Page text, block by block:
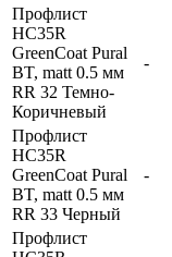
Профлист
HC35R
GreenCoat Pural
BT, matt 0.5 мм
RR 32 Темно-
Коричневый
-
Профлист
HC35R
GreenCoat Pural
BT, matt 0.5 мм
RR 33 Черный
-
Профлист